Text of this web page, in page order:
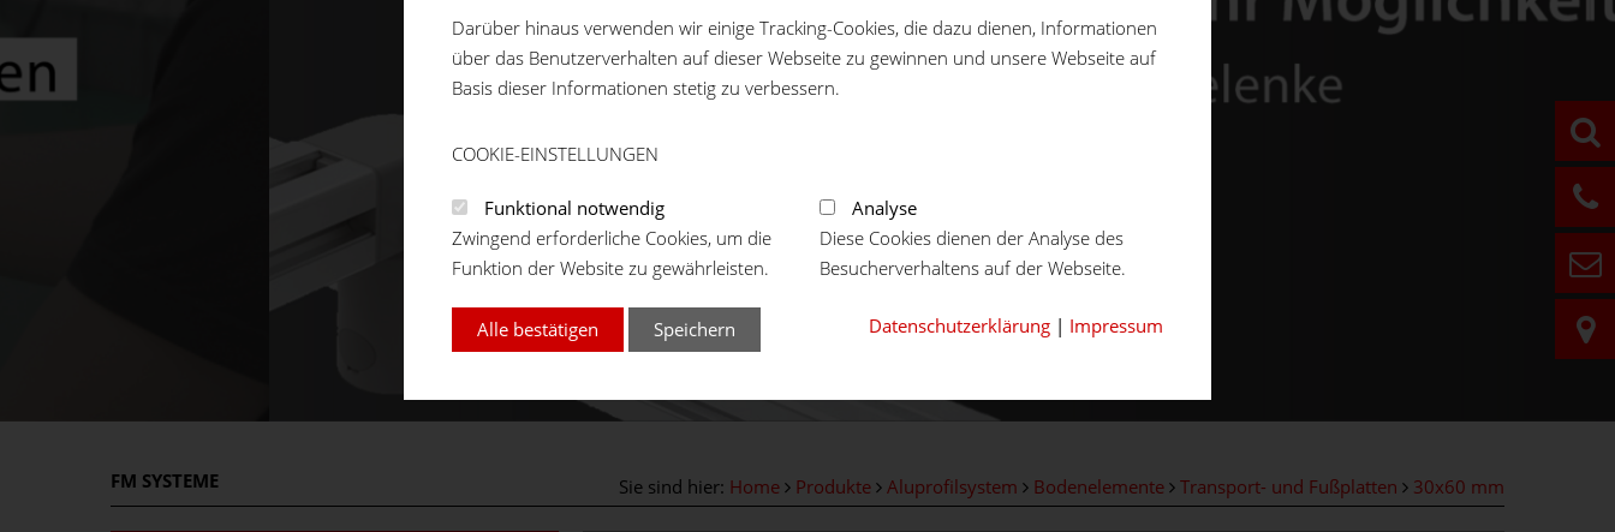
FM SYSTEME Sie sind hier: Home Produkte Aluprofilsystem Bodenelemente Transport- und Fußplatten 30x60 mm
Darüber hinaus verwenden wir einige Tracking-Cookies, die dazu dienen, Informationen
über das Benutzerverhalten auf dieser Webseite zu gewinnen und unsere Webseite auf
Basis dieser Informationen stetig zu verbessern.
COOKIE-EINSTELLUNGEN
Funktional notwendig
Zwingend erforderliche Cookies, um die
Funktion der Website zu gewährleisten.
Analyse
Diese Cookies dienen der Analyse des
Besucherverhaltens auf der Webseite.
Alle bestätigen Speichern Datenschutzerklärung | Impressum